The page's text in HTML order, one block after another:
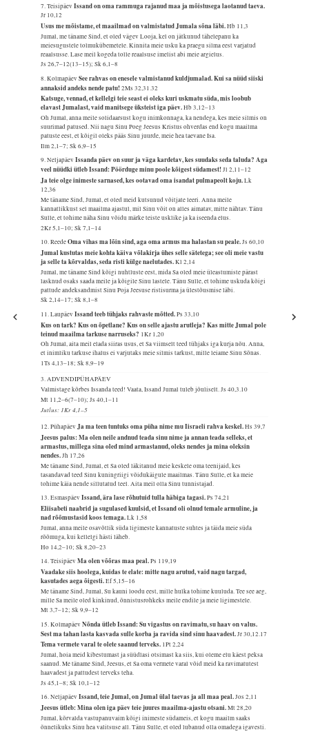
7. TeisipäevIssand on oma rammuga rajanud maa ja mõistusega laotanud taeva.
Jr 10,12
Usus me mõistame, et maailmad on valmistatud Jumala sõna läbi.Hb 11,3
Jumal, me täname Sind, et oled vägev Looja, kel on jätkunud tähelepanu ka
meiesugustele tolmukübemetele. Kinnita meie usku ka praegu silma eest varjatud
reaalsusse. Lase meil kogeda tolle reaalsuse imelist abi meie argielus.
Js 26,7–12(13–15); Sk 6,1–8
8. KolmapäevSee rahvas on enesele valmistanud kuldjumalad. Kui sa nüüd siiski
annaksid andeks nende patu!2Ms 32,31.32
Katsuge, vennad, et kellelgi teie seast ei oleks kuri uskmatu süda, mis loobub
elavast Jumalast, vaid manitsege üksteist iga päev.Hb 3,12–13
Oh Jumal, anna meile solidaarsust kogu inimkonnaga, ka nendega, kes meie silmis on
suurimad patused. Nii nagu Sinu Poeg Jeesus Kristus ohverdas end kogu maailma
patuste eest, et kõigil oleks pääs Sinu juurde, meie hea taevane Isa.
Ilm 2,1–7; Sk 6,9–15
9. NeljapäevIssanda päev on suur ja väga kardetav, kes suudaks seda taluda? Aga
veel nüüdki ütleb Issand: Pöörduge minu poole kõigest südamest!Jl 2,11–12
Ja teie olge inimeste sarnased, kes ootavad oma isandat pulmapeolt koju.Lk
12,36
Me täname Sind, Jumal, et oled meid kutsunud võitjate leeri. Anna meile
kannatlikkust sel maailma ajastul, mil Sinu võit on alles aimatav, mitte nähtav. Tänu
Sulle, et tohime näha Sinu võidu märke teiste usklike ja ka iseenda elus.
2Kr 5,1–10; Sk 7,1–14
10. ReedeOma vihas ma lõin sind, aga oma armus ma halastan su peale.Js 60,10
Jumal kustutas meie kohta käiva võlakirja ühes selle sätetega; see oli meie vastu
ja selle ta kõrvaldas, seda risti külge naelutades.Kl 2,14
Jumal, me täname Sind kõigi nuhtluste eest, mida Sa oled meie üleastumiste pärast
lasknud osaks saada meile ja kõigile Sinu lastele. Tänu Sulle, et tohime uskuda kõigi
pattude andeksandmist Sinu Poja Jeesuse ristisurma ja ülestõusmise läbi.
Sk 2,14–17; Sk 8,1–8
11. LaupäevIssand teeb tühjaks rahvaste mõtted.Ps 33,10
Kus on tark? Kus on õpetlane? Kus on selle ajastu arutleja? Kas mitte Jumal pole
teinud maailma tarkuse narruseks? 1Kr 1,20
Oh Jumal, aita meil elada siiras usus, et Sa viimselt teed tühjaks iga kurja nõu. Anna,
et inimliku tarkuse ihalus ei varjutaks meie silmis tarkust, mille leiame Sinu Sõnas.
1Ts 4,13–18; Sk 8,9–19
3. ADVENDIPÜHAPÄEV
Valmistage kõrbes Issanda teed! Vaata, Issand Jumal tuleb jõuliselt.Js 40,3.10
Mt 11,2–6(7–10); Js 40,1–11
Jutlus: 1Kr 4,1–5
12. PühapäevJa ma teen tuntuks oma püha nime mu Iisraeli rahva keskel.Hs 39,7
Jeesus palus: Ma olen neile andnud teada sinu nime ja annan teada selleks, et
armastus, millega sina oled mind armastanud, oleks nendes ja mina oleksin
nendes.Jh 17,26
Me täname Sind, Jumal, et Sa oled läkitanud meie keskele oma teenijaid, kes
tasandavad teed Sinu kuningriigi võidukäigule maailmas. Tänu Sulle, et ka meie
tohime käia nende sillutatud teel. Aita meil olla Sinu tunnistajad.
13. EsmaspäevIssand, ära lase rõhutuid tulla häbiga tagasi.Ps 74,21
Eliisabeti naabrid ja sugulased kuulsid, et Issand oli olnud temale armuline, ja
nad rõõmustasid koos temaga.Lk 1,58
Jumal, anna meile osavõtlik süda ligimeste kannatuste suhtes ja täida meie süda
rõõmuga, kui kellelgi hästi läheb.
Ho 14,2–10; Sk 8,20–23
14. TeisipäevMa olen võõras maa peal.Ps 119,19
Vaadake siis hoolega, kuidas te elate: mitte nagu arutud, vaid nagu targad,
kasutades aega õigesti.Ef 5,15–16
Me täname Sind, Jumal, Su kauni loodu eest, mille hulka tohime kuuluda. Tee see aeg,
mille Sa meile oled kinkinud, õnnistusrohkeks meile endile ja meie ligimestele.
Mt 3,7–12; Sk 9,9–12
15. KolmapäevNõnda ütleb Issand: Su vigastus on ravimatu, su haav on valus.
Sest ma tahan lasta kasvada sulle korba ja ravida sind sinu haavadest.Jr 30,12.17
Tema vermete varal te olete saanud terveks. 1Pt 2,24
Jumal, hoia meid kibestumast ja süüdlasi otsimast ka siis, kui oleme elu käest peksa
saanud. Me täname Sind, Jeesus, et Sa oma vermete varal võid meid ka ravimatutest
haavadest ja pattudest terveks teha.
Js 45,1–8; Sk 10,1–12
16. NeljapäevIssand, teie Jumal, on Jumal ülal taevas ja all maa peal.Jos 2,11
Jeesus ütleb: Mina olen iga päev teie juures maailma-ajastu otsani.Mt 28,20
Jumal, kõrvalda vastupanuvaim kõigi inimeste südameis, et kogu maailm saaks
õnnelikuks Sinu hea valitsuse all. Tänu Sulle, et oled lubanud olla omadega igavesti.